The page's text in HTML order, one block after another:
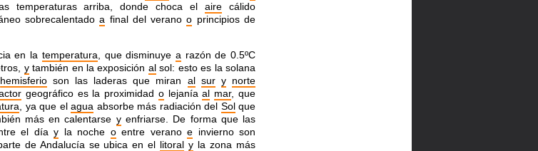
temperaturas arriba, donde choca elaire cálido
sobrecalentadoa final del veranoo principios de
en la temperatura , que disminuye a razón de 0.5ºC
ytambién en la exposición alsol: esto es la solana
hemisferioson las laderas que miran al sur y norte
geográfico es la proximidad olejaníaal mar, que
, ya que el agua absorbe más radiación del Solque
más en calentarse yenfriarse. De forma que las
el díay la noche oentre veranoe invierno son
de Andalucía se ubica en el litoral y la zona más